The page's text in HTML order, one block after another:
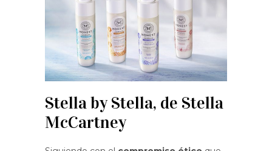
Stella by Stella, de Stella
McCartney